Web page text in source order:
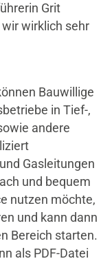
Grit
wir wirklich sehr
Bauwillige
in Tief-,
andere
Gasleitungen
und bequem
nutzen möchte,
und kann dann
Bereich starten.
als PDF-Datei